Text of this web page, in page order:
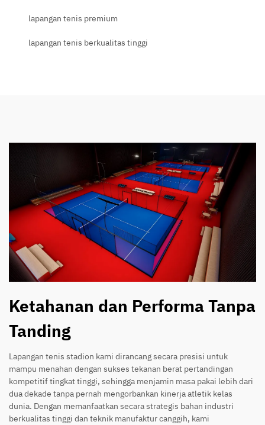
lapangan tenis premium
lapangan tenis berkualitas tinggi
Ketahanan dan Performa Tanpa
Tanding
Lapangan tenis stadion kami dirancang secara presisi untuk
mampu menahan dengan sukses tekanan berat pertandingan
kompetitif tingkat tinggi, sehingga menjamin masa pakai lebih dari
dua dekade tanpa pernah mengorbankan kinerja atletik kelas
dunia. Dengan memanfaatkan secara strategis bahan industri
berkualitas tinggi dan teknik manufaktur canggih, kami